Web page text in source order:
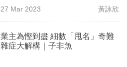
27 Mar 2023 黃詠欣
業主為慳到盡 細數「甩名」奇難
雜症大解構｜子非魚